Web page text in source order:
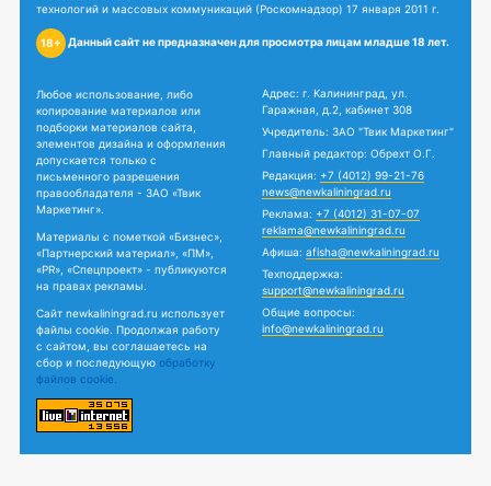
технологий и массовых коммуникаций (Роскомнадзор) 17 января 2011 г.
18+ Данный сайт не предназначен для просмотра лицам младше 18 лет.
Любое использование, либо
копирование материалов или
подборки материалов сайта,
элементов дизайна и оформления
допускается только с
письменного разрешения
правообладателя - ЗАО «Твик
Маркетинг».
Материалы с пометкой «Бизнес»,
«Партнерский материал», «ПМ»,
«PR», «Спецпроект» - публикуются
на правах рекламы.
Сайт newkaliningrad.ru использует
файлы cookie. Продолжая работу
с сайтом, вы соглашаетесь на
сбор и последующую обработку
файлов cookie.
Адрес: г. Калининград, ул.
Гаражная, д.2, кабинет 308
Учредитель: ЗАО "Твик Маркетинг"
Главный редактор: Обрехт О.Г.
Редакция: +7 (4012) 99-21-76
news@newkaliningrad.ru
Реклама: +7 (4012) 31-07-07
reklama@newkaliningrad.ru
Афиша: afisha@newkaliningrad.ru
Техподдержка:
support@newkaliningrad.ru
Общие вопросы:
info@newkaliningrad.ru